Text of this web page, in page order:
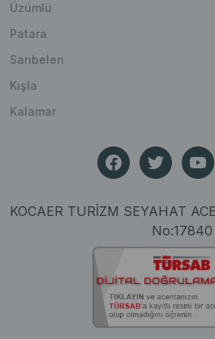
Üzümlü
Patara
Sarıbelen
Kışla
Kalamar
KOCAER TURİZM SEYAHAT
No:17840